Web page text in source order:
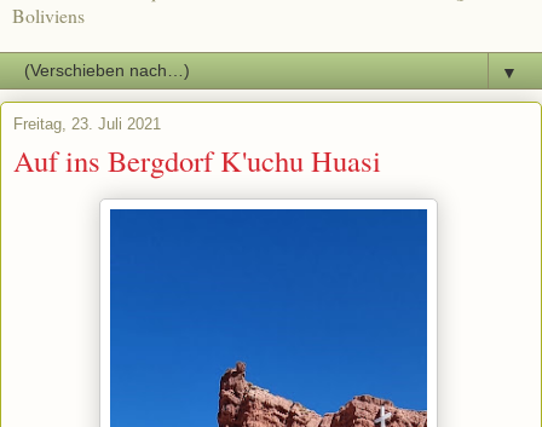
Boliviens
▼
Freitag, 23. Juli 2021
Auf ins Bergdorf K'uchu Huasi